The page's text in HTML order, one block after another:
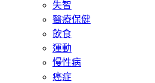
失智
醫療保健
飲食
運動
慢性病
癌症